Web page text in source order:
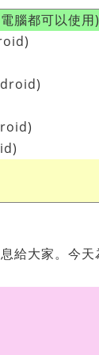
腦都可以使用)
給大家。今天